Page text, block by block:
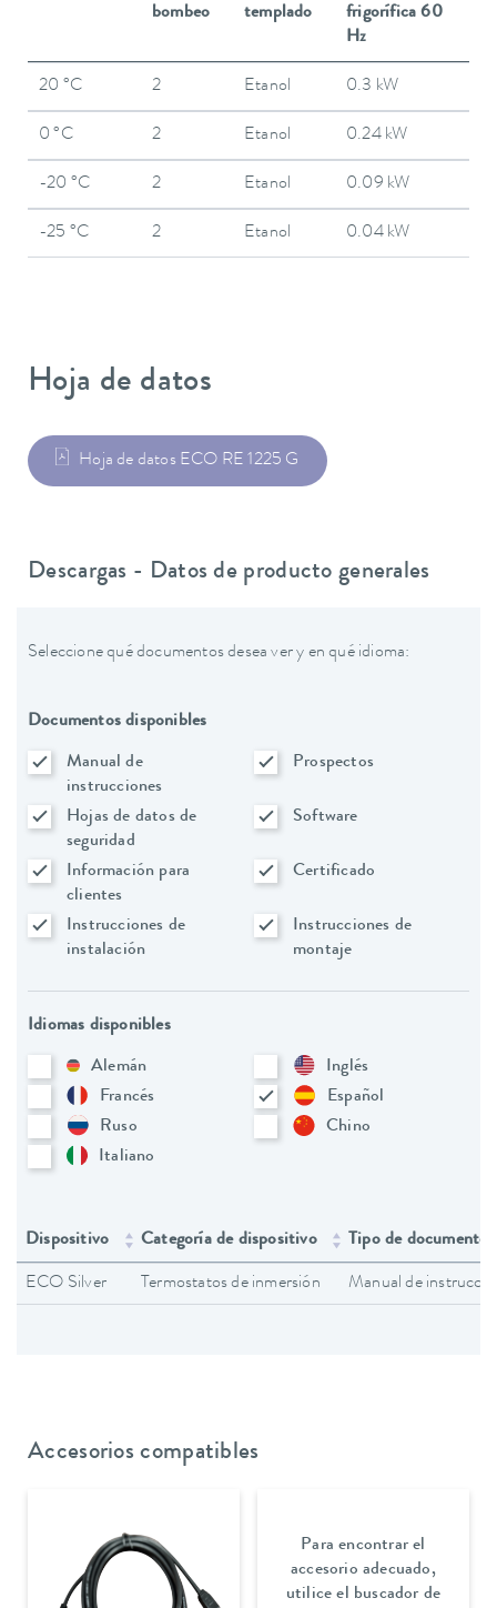
bombeo
templado
frigorífica 60
Hz
20 °C 2 Etanol 0.3 kW
0 °C 2 Etanol 0.24 kW
-20 °C 2 Etanol 0.09 kW
-25 °C 2 Etanol 0.04 kW
Hoja de datos
Hoja de datos ECO RE 1225 G
Descargas - Datos de producto generales
Seleccione qué documentos desea ver y en qué idioma:
Documentos disponibles
Manual de
instrucciones
Prospectos
Hojas de datos de
seguridad
Software
Información para
clientes
Certificado
Instrucciones de
instalación
Instrucciones de
montaje
Idiomas disponibles
Alemán
Inglés
Francés
Español
Ruso
Chino
Italiano
Dispositivo Categoría de dispositivo Tipo de documento
ECO Silver Termostatos de inmersión Manual de
Accesorios compatibles
Para encontrar el
accesorio adecuado,
utilice el buscador de